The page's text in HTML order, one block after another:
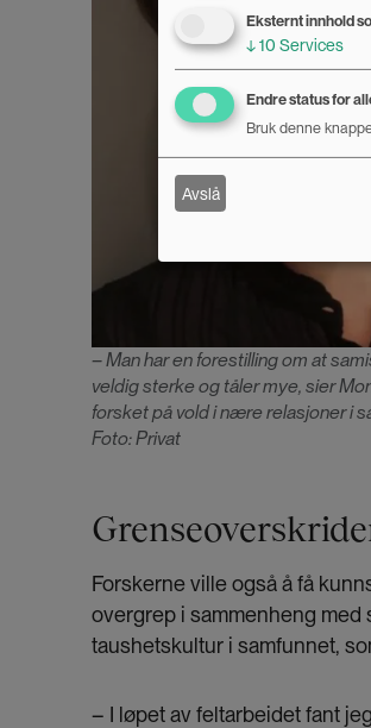
– Man har en forestilling om at
veldig sterke og tåler mye, sier
forsket på vold i nære relasjoner i
Foto: Privat
Forskerne ville også å få
overgrep i sammenheng med
taushetskultur i samfunnet,
– I løpet av feltarbeidet fant
Eksternt innhold
↓10 Services
Endre status for
Bruk denne
Avslå